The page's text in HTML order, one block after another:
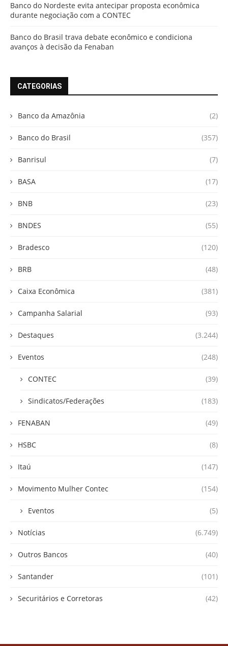
Banco do Nordeste evita antecipar proposta econômica
durante negociação com a CONTEC
Banco do Brasil trava debate econômico e condiciona
avanços à decisão da Fenaban
CATEGORIAS
Banco da Amazônia (2)
Banco do Brasil (357)
Banrisul (7)
BASA (17)
BNB (23)
BNDES (55)
Bradesco (120)
BRB (48)
Caixa Econômica (381)
Campanha Salarial (93)
Destaques (3.244)
Eventos (248)
CONTEC (39)
Sindicatos/Federações (183)
FENABAN (49)
HSBC (8)
Itaú (147)
Movimento Mulher Contec (154)
Eventos (5)
Notícias (6.749)
Outros Bancos (40)
Santander (101)
Securitários e Corretoras (42)